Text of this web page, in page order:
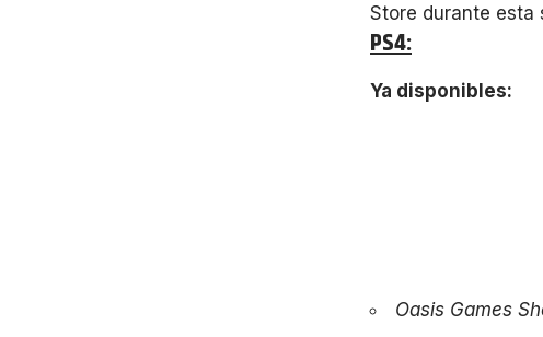
Store durante esta
PS4:
Ya disponibles:
Oasis Games